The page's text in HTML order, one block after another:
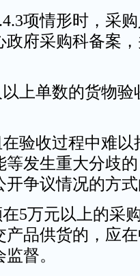
项情形时，采
政府采购科备案
上单数的货物验
验收过程中难以
等发生重大分歧
开争议情况的方
5万元以上的采
产品供货的，应
督。